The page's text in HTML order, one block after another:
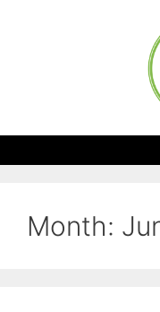
Month: